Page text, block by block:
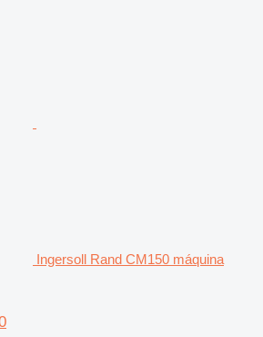
Ingersoll Rand CM150 máquina